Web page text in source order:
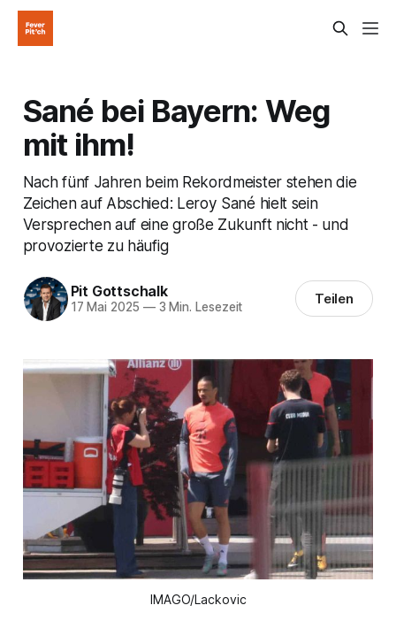
Sané bei Bayern: Weg
mit ihm!
Nach fünf Jahren beim Rekordmeister stehen die
Zeichen auf Abschied: Leroy Sané hielt sein
Versprechen auf eine große Zukunft nicht - und
provozierte zu häufig
Pit Gottschalk
17 Mai 2025 —3 Min. Lesezeit Teilen
IMAGO/Lackovic